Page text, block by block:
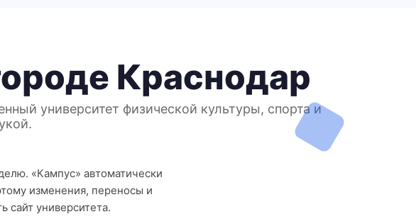
Краснодар
университет физической культуры, спорта и
«Кампус» автоматически
изменения, переносы и
сайт университета.